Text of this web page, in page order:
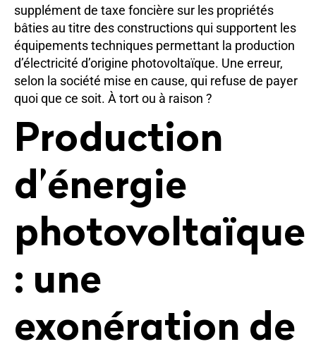
supplément de taxe foncière sur les propriétés
bâties au titre des constructions qui supportent les
équipements techniques permettant la production
d’électricité d’origine photovoltaïque. Une erreur,
selon la société mise en cause, qui refuse de payer
quoi que ce soit. À tort ou à raison ?
Production
d’énergie
photovoltaïque
: une
exonération de